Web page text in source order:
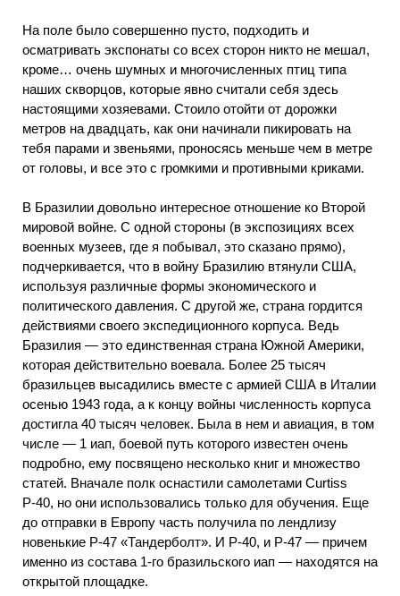
На поле было совершенно пусто, подходить и
осматривать экспонаты со всех сторон никто не мешал,
кроме… очень шумных и многочисленных птиц типа
наших скворцов, которые явно считали себя здесь
настоящими хозяевами. Стоило отойти от дорожки
метров на двадцать, как они начинали пикировать на
тебя парами и звеньями, проносясь меньше чем в метре
от головы, и все это с громкими и противными криками.
В Бразилии довольно интересное отношение ко Второй
мировой войне. С одной стороны (в экспозициях всех
военных музеев, где я побывал, это сказано прямо),
подчеркивается, что в войну Бразилию втянули США,
используя различные формы экономического и
политического давления. С другой же, страна гордится
действиями своего экспедиционного корпуса. Ведь
Бразилия — это единственная страна Южной Америки,
которая действительно воевала. Более 25 тысяч
бразильцев высадились вместе с армией США в Италии
осенью 1943 года, а к концу войны численность корпуса
достигла 40 тысяч человек. Была в нем и авиация, в том
числе — 1 иап, боевой путь которого известен очень
подробно, ему посвящено несколько книг и множество
статей. Вначале полк оснастили самолетами Curtiss
Р-40, но они использовались только для обучения. Еще
до отправки в Европу часть получила по лендлизу
новенькие Р-47 «Тандерболт». И Р-40, и Р-47 — причем
именно из состава 1-го бразильского иап — находятся на
открытой площадке.